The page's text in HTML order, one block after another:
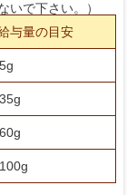
いで下さい。）
与量の目安